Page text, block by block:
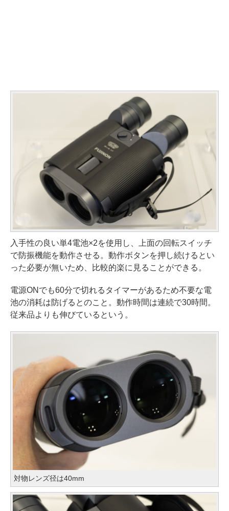
入手性の良い単4電池×2を使用し、上面の回転スイッチ
で防振機能を動作させる。動作ボタンを押し続けるとい
った必要が無いため、比較的楽に見ることができる。
電源ONでも60分で切れるタイマーがあるため不要な電
池の消耗は防げるとのこと。動作時間は連続で30時間。
従来品よりも伸びているという。
対物レンズ径は40mm